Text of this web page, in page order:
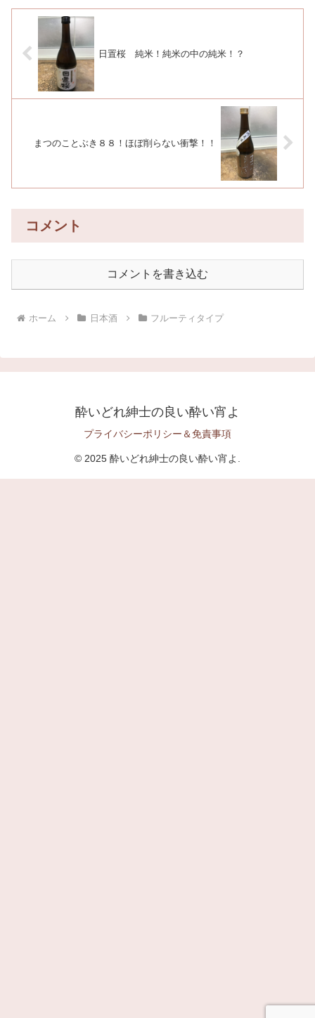
日置桜 純米！純米の中の純米！？
まつのことぶき８８！ほぼ削らない衝撃！！
コメント
コメントを書き込む
ホーム 日本酒 フルーティタイプ
酔いどれ紳士の良い酔い宵よ
プライバシーポリシー＆免責事項
© 2025 酔いどれ紳士の良い酔い宵よ.